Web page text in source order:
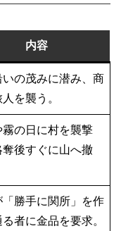
内容
いの茂みに潜み、商
を襲う。
霧の日に村を襲撃
奪後すぐに山へ撤
「勝手に関所」を作
る者に金品を要求。